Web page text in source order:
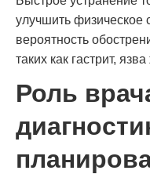
улучшить физическое
вероятность
таких как гастрит,
Роль